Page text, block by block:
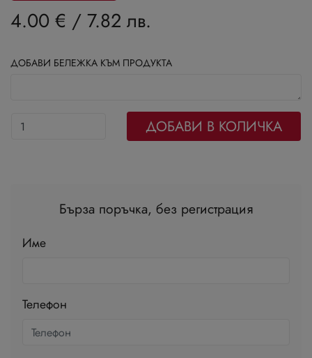
4.00 € / 7.82 лв.
ДОБАВИ БЕЛЕЖКА КЪМ ПРОДУКТА
ДОБАВИ В КОЛИЧКА
Бърза поръчка, без регистрация
Име
Телефон